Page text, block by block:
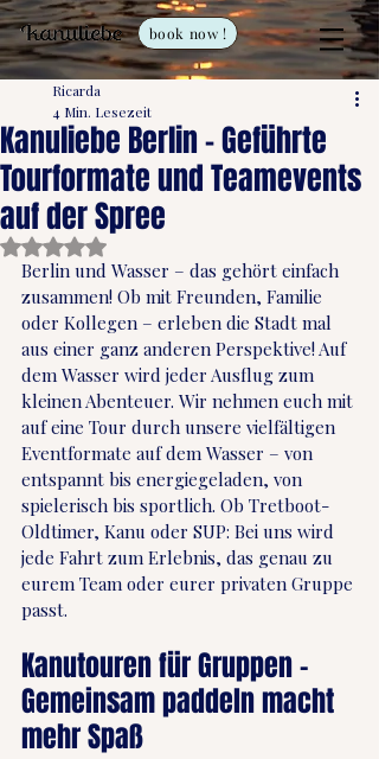
book now !
Kanuliebe Berlin – Geführte
Tourformate und Teamevents
auf der Spree
Ricarda
4 Min. Lesezeit
Mit NaN von 5 Sternen bewertet.
Berlin und Wasser – das gehört einfach
zusammen! Ob mit Freunden, Familie
oder Kollegen – erleben die Stadt mal
aus einer ganz anderen Perspektive! Auf
dem Wasser wird jeder Ausflug zum
kleinen Abenteuer. Wir nehmen euch mit
auf eine Tour durch unsere vielfältigen
Eventformate auf dem Wasser – von
entspannt bis energiegeladen, von
spielerisch bis sportlich. Ob Tretboot-
Oldtimer, Kanu oder SUP: Bei uns wird
jede Fahrt zum Erlebnis, das genau zu
eurem Team oder eurer privaten Gruppe
passt.
Kanutouren für Gruppen –
Gemeinsam paddeln macht
mehr Spaß